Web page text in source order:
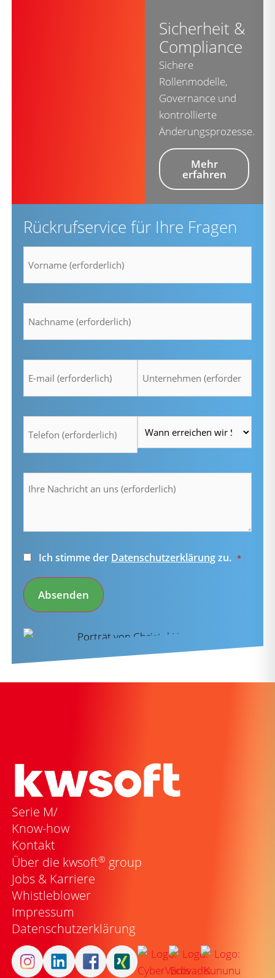
Sicherheit &
Compliance
Sichere
Rollenmodelle,
Governance und
kontrollierte
Änderungsprozesse.
Mehr
erfahren
Rückrufservice für Ihre Fragen
mail
*
Nachricht
an
uns
Einwilligung
Ich stimme der Datenschutzerklärungzu. *
Absenden
Serie M/
Know-how
Kontakt
Über die kwsoft® group
Jobs & Karriere
Whistleblower
Impressum
Datenschutzerklärung